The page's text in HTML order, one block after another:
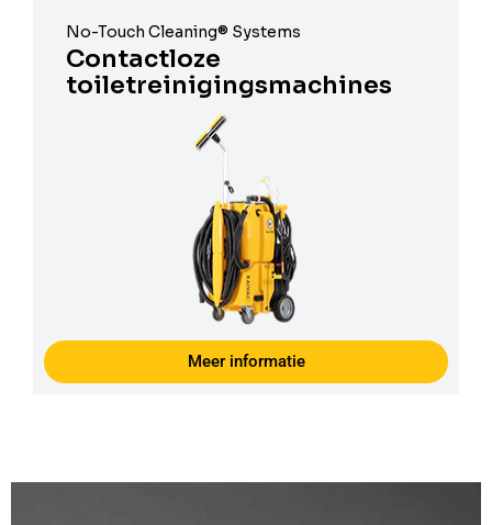
No-Touch Cleaning® Systems
Contactloze
toiletreinigingsmachines
Meer informatie